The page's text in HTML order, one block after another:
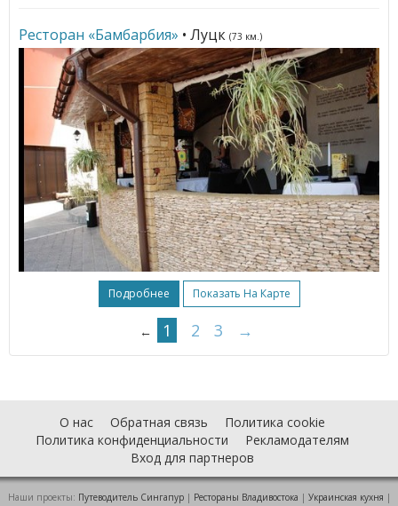
Ресторан «Бамбарбия» • Луцк (73 км.)
Подробнее Показать На Карте
← 1 2 3 →
О нас Обратная связь
Политика cookie
Политика конфиденциальности
Рекламодателям
Вход для партнеров
Наши проекты: Путеводитель Сингапур| Рестораны Владивостока | Украинская кухня |